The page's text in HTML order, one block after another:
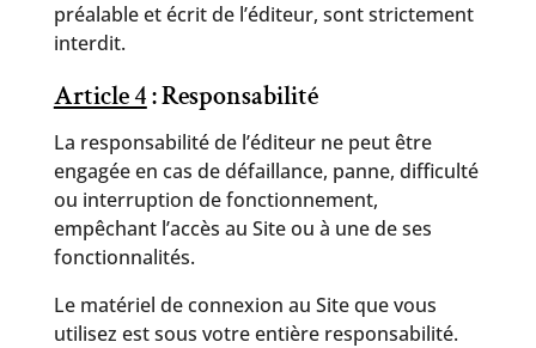
préalable et écrit de l’éditeur, sont strictement
interdit.
Article 4: Responsabilité
La responsabilité de l’éditeur ne peut être
engagée en cas de défaillance, panne, difficulté
ou interruption de fonctionnement,
empêchant l’accès au Site ou à une de ses
fonctionnalités.
Le matériel de connexion au Site que vous
utilisez est sous votre entière responsabilité.